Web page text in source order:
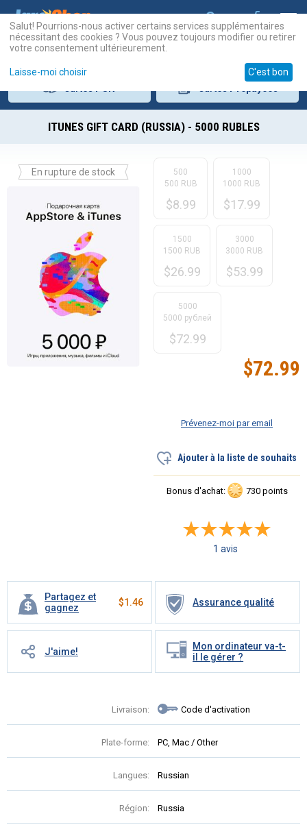
ITUNES GIFT CARD (RUSSIA) - 5000 RUBLES
En rupture de stock
Partagez et
gagnez
$1.46 Assurance qualité
J'aime!
Mon ordinateur va-t-
il le gérer ?
Livraison: Code d'activation
Plate-forme: PC, Mac / Other
Langues: Russian
Région: Russia
500
500 RUB
$8.99
1000
1000 RUB
$17.99
1500
1500 RUB
$26.99
3000
3000 RUB
$53.99
5000
5000 рублей
$72.99
$72.99
Prévenez-moi par email
Ajouter à la liste de souhaits
Bonus d'achat: 730 points
1 avis
Salut! Pourrions-nous activer certains services supplémentaires
nécessitant des cookies ? Vous pouvez toujours modifier ou retirer
votre consentement ultérieurement.
Laisse-moi choisir C'est bon